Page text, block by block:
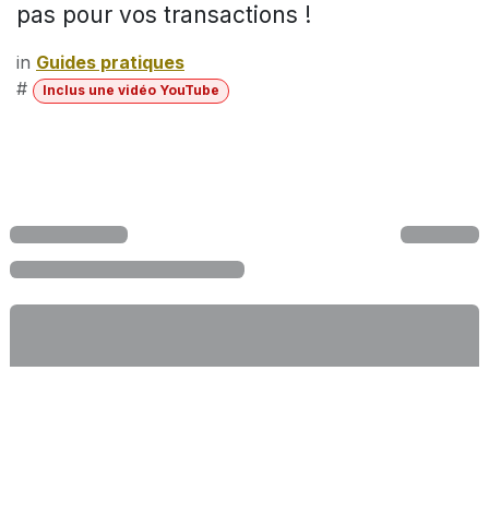
pas pour vos transactions !
in Guides pratiques
#
Inclus une vidéo YouTube